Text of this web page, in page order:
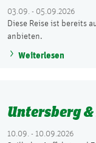
03.09. - 05.09.2026
Diese Reise ist bereits
anbieten.
Weiterlesen
Untersberg
10.09. - 10.09.2026